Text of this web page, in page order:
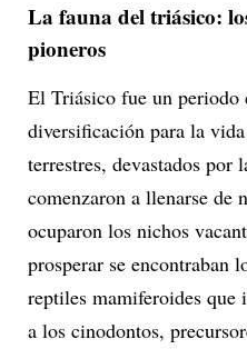
La fauna del triásico:
pioneros
El Triásico fue un periodo
diversificación para la
terrestres, devastados por
comenzaron a llenarse de
ocuparon los nichos
prosperar se encontraban
reptiles mamiferoides
a los cinodontos,